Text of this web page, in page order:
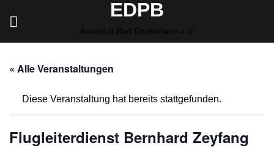
EDPB
Aeroclub Bad Ditzenbach e.V.
« Alle Veranstaltungen
Diese Veranstaltung hat bereits stattgefunden.
Flugleiterdienst Bernhard Zeyfang